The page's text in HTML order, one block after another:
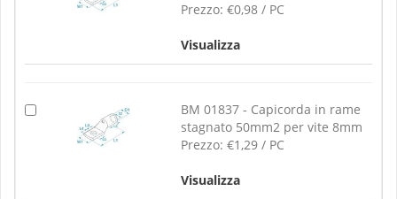
Prezzo: €0,98 / PC
Visualizza
BM 01837 - Capicorda in rame
stagnato 50mm2 per vite 8mm
Prezzo: €1,29 / PC
Visualizza